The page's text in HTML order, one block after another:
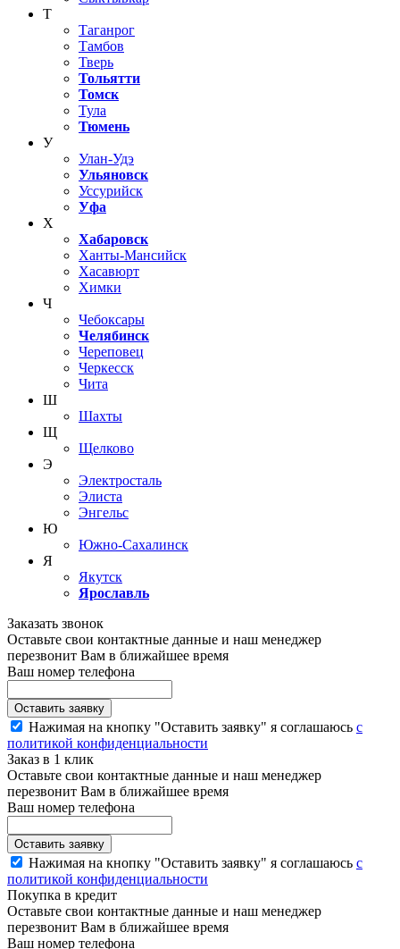
Т
Таганрог
Тамбов
Тверь
Тольятти
Томск
Тула
Тюмень
У
Улан-Удэ
Ульяновск
Уссурийск
Уфа
Х
Хабаровск
Ханты-Мансийск
Хасавюрт
Химки
Ч
Чебоксары
Челябинск
Череповец
Черкесск
Чита
Ш
Шахты
Щ
Щелково
Э
Электросталь
Элиста
Энгельс
Ю
Южно-Сахалинск
Я
Якутск
Ярославль
Заказать звонок
Оставьте свои контактные данные и наш менеджер
перезвонит Вам в ближайшее время
Ваш номер телефона
Нажимая на кнопку "Оставить заявку" я соглашаюсь с
политикой конфиденциальности
Заказ в 1 клик
Оставьте свои контактные данные и наш менеджер
перезвонит Вам в ближайшее время
Ваш номер телефона
Нажимая на кнопку "Оставить заявку" я соглашаюсь с
политикой конфиденциальности
Покупка в кредит
Оставьте свои контактные данные и наш менеджер
перезвонит Вам в ближайшее время
Ваш номер телефона